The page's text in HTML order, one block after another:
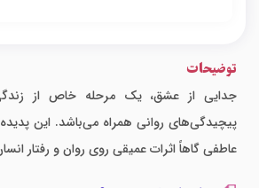
توضیحات
جدایی از عشق، یک مرحله خاص از
پیچیدگی‌های روانی همراه می‌باشد. این
عاطفی گاهاً اثرات عمیقی روی روان و رفتار